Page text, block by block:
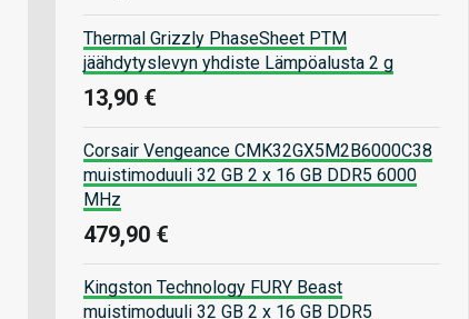
Thermal Grizzly PhaseSheet PTM
jäähdytyslevyn yhdiste Lämpöalusta 2 g
13,90 €
Corsair Vengeance CMK32GX5M2B6000C38
muistimoduuli 32 GB 2 x 16 GB DDR5 6000
MHz
479,90 €
Kingston Technology FURY Beast
muistimoduuli 32 GB 2 x 16 GB DDR5